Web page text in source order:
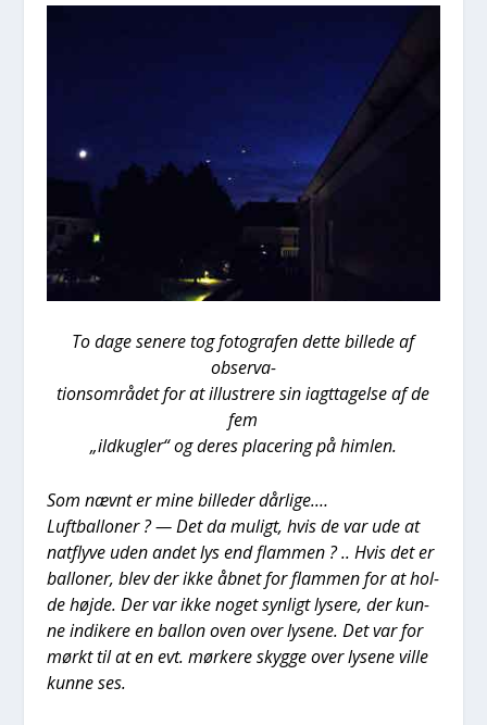
To dage sene­re tog foto­gra­fen det­te bil­le­de af
obser­va-
tions­om­rå­det for at illu­stre­re sin iagt­ta­gel­se af de
fem
„ild­kug­ler“ og deres pla­ce­ring på him­len.
Som nævnt er mine bil­le­der dår­li­ge.…
Luft­bal­lo­ner ? — Det da muligt, hvis de var ude at
nat­fly­ve uden andet lys end flam­men ? .. Hvis det er
bal­lo­ner, blev der ikke åbnet for flam­men for at hol­
de høj­de. Der var ikke noget syn­ligt lyse­re, der kun­
ne indi­ke­re en bal­lon oven over lyse­ne. Det var for
mørkt til at en evt. mør­ke­re skyg­ge over lyse­ne vil­le
kun­ne ses.